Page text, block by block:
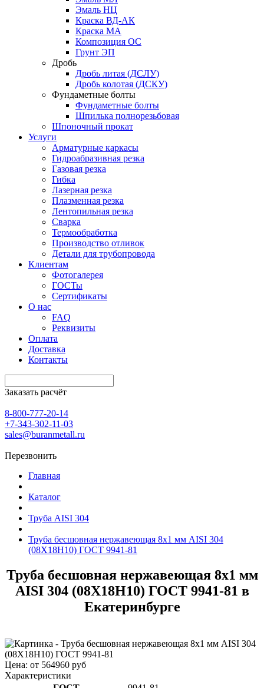
Эмаль НЦ
Краска ВД-АК
Краска МА
Композиция ОС
Грунт ЭП
Дробь
Дробь литая (ДСЛУ)
Дробь колотая (ДСКУ)
Фундаметные болты
Фундаметные болты
Шпилька полнорезьбовая
Шпоночный прокат
Услуги
Арматурные каркасы
Гидроабразивная резка
Газовая резка
Гибка
Лазерная резка
Плазменная резка
Лентопильная резка
Сварка
Термообработка
Производство отливок
Детали для трубопровода
Клиентам
Фотогалерея
ГОСТы
Сертификаты
О нас
FAQ
Реквизиты
Оплата
Доставка
Контакты
Заказать расчёт
8-800-777-20-14
+7-343-302-11-03
sales@buranmetall.ru
Перезвонить
Главная
Каталог
Труба AISI 304
Труба бесшовная нержавеющая 8x1 мм AISI 304
(08Х18Н10) ГОСТ 9941-81
Труба бесшовная нержавеющая 8x1 мм
AISI 304 (08Х18Н10) ГОСТ 9941-81 в
Екатеринбурге
Цена: от 564960 руб
Характеристики